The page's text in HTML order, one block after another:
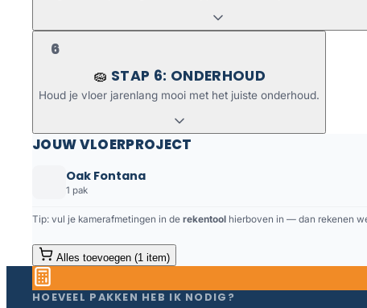
6
🧽 STAP 6: ONDERHOUD
Houd je vloer jarenlang mooi met het juiste onderhoud.
JOUW VLOERPROJECT
Oak Fontana
1 pak
Tip: vul je kamerafmetingen in de rekentool hierboven in — dan rekenen
Alles toevoegen (1 item)
HOEVEEL PAKKEN HEB IK NODIG?